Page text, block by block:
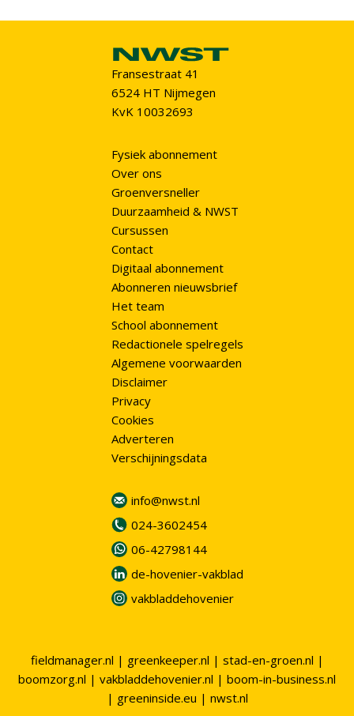
Fransestraat 41
6524 HT Nijmegen
KvK 10032693
Fysiek abonnement
Over ons
Groenversneller
Duurzaamheid & NWST
Cursussen
Contact
Digitaal abonnement
Abonneren nieuwsbrief
Het team
School abonnement
Redactionele spelregels
Algemene voorwaarden
Disclaimer
Privacy
Cookies
Adverteren
Verschijningsdata
info@nwst.nl
024-3602454
06-42798144
de-hovenier-vakblad
vakbladdehovenier
fieldmanager.nl | greenkeeper.nl | stad-en-groen.nl |
boomzorg.nl | vakbladdehovenier.nl | boom-in-business.nl
| greeninside.eu | nwst.nl